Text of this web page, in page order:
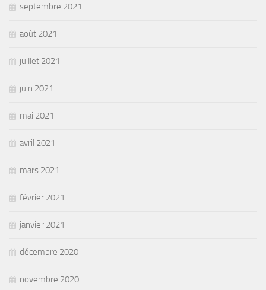
septembre 2021
août 2021
juillet 2021
juin 2021
mai 2021
avril 2021
mars 2021
février 2021
janvier 2021
décembre 2020
novembre 2020